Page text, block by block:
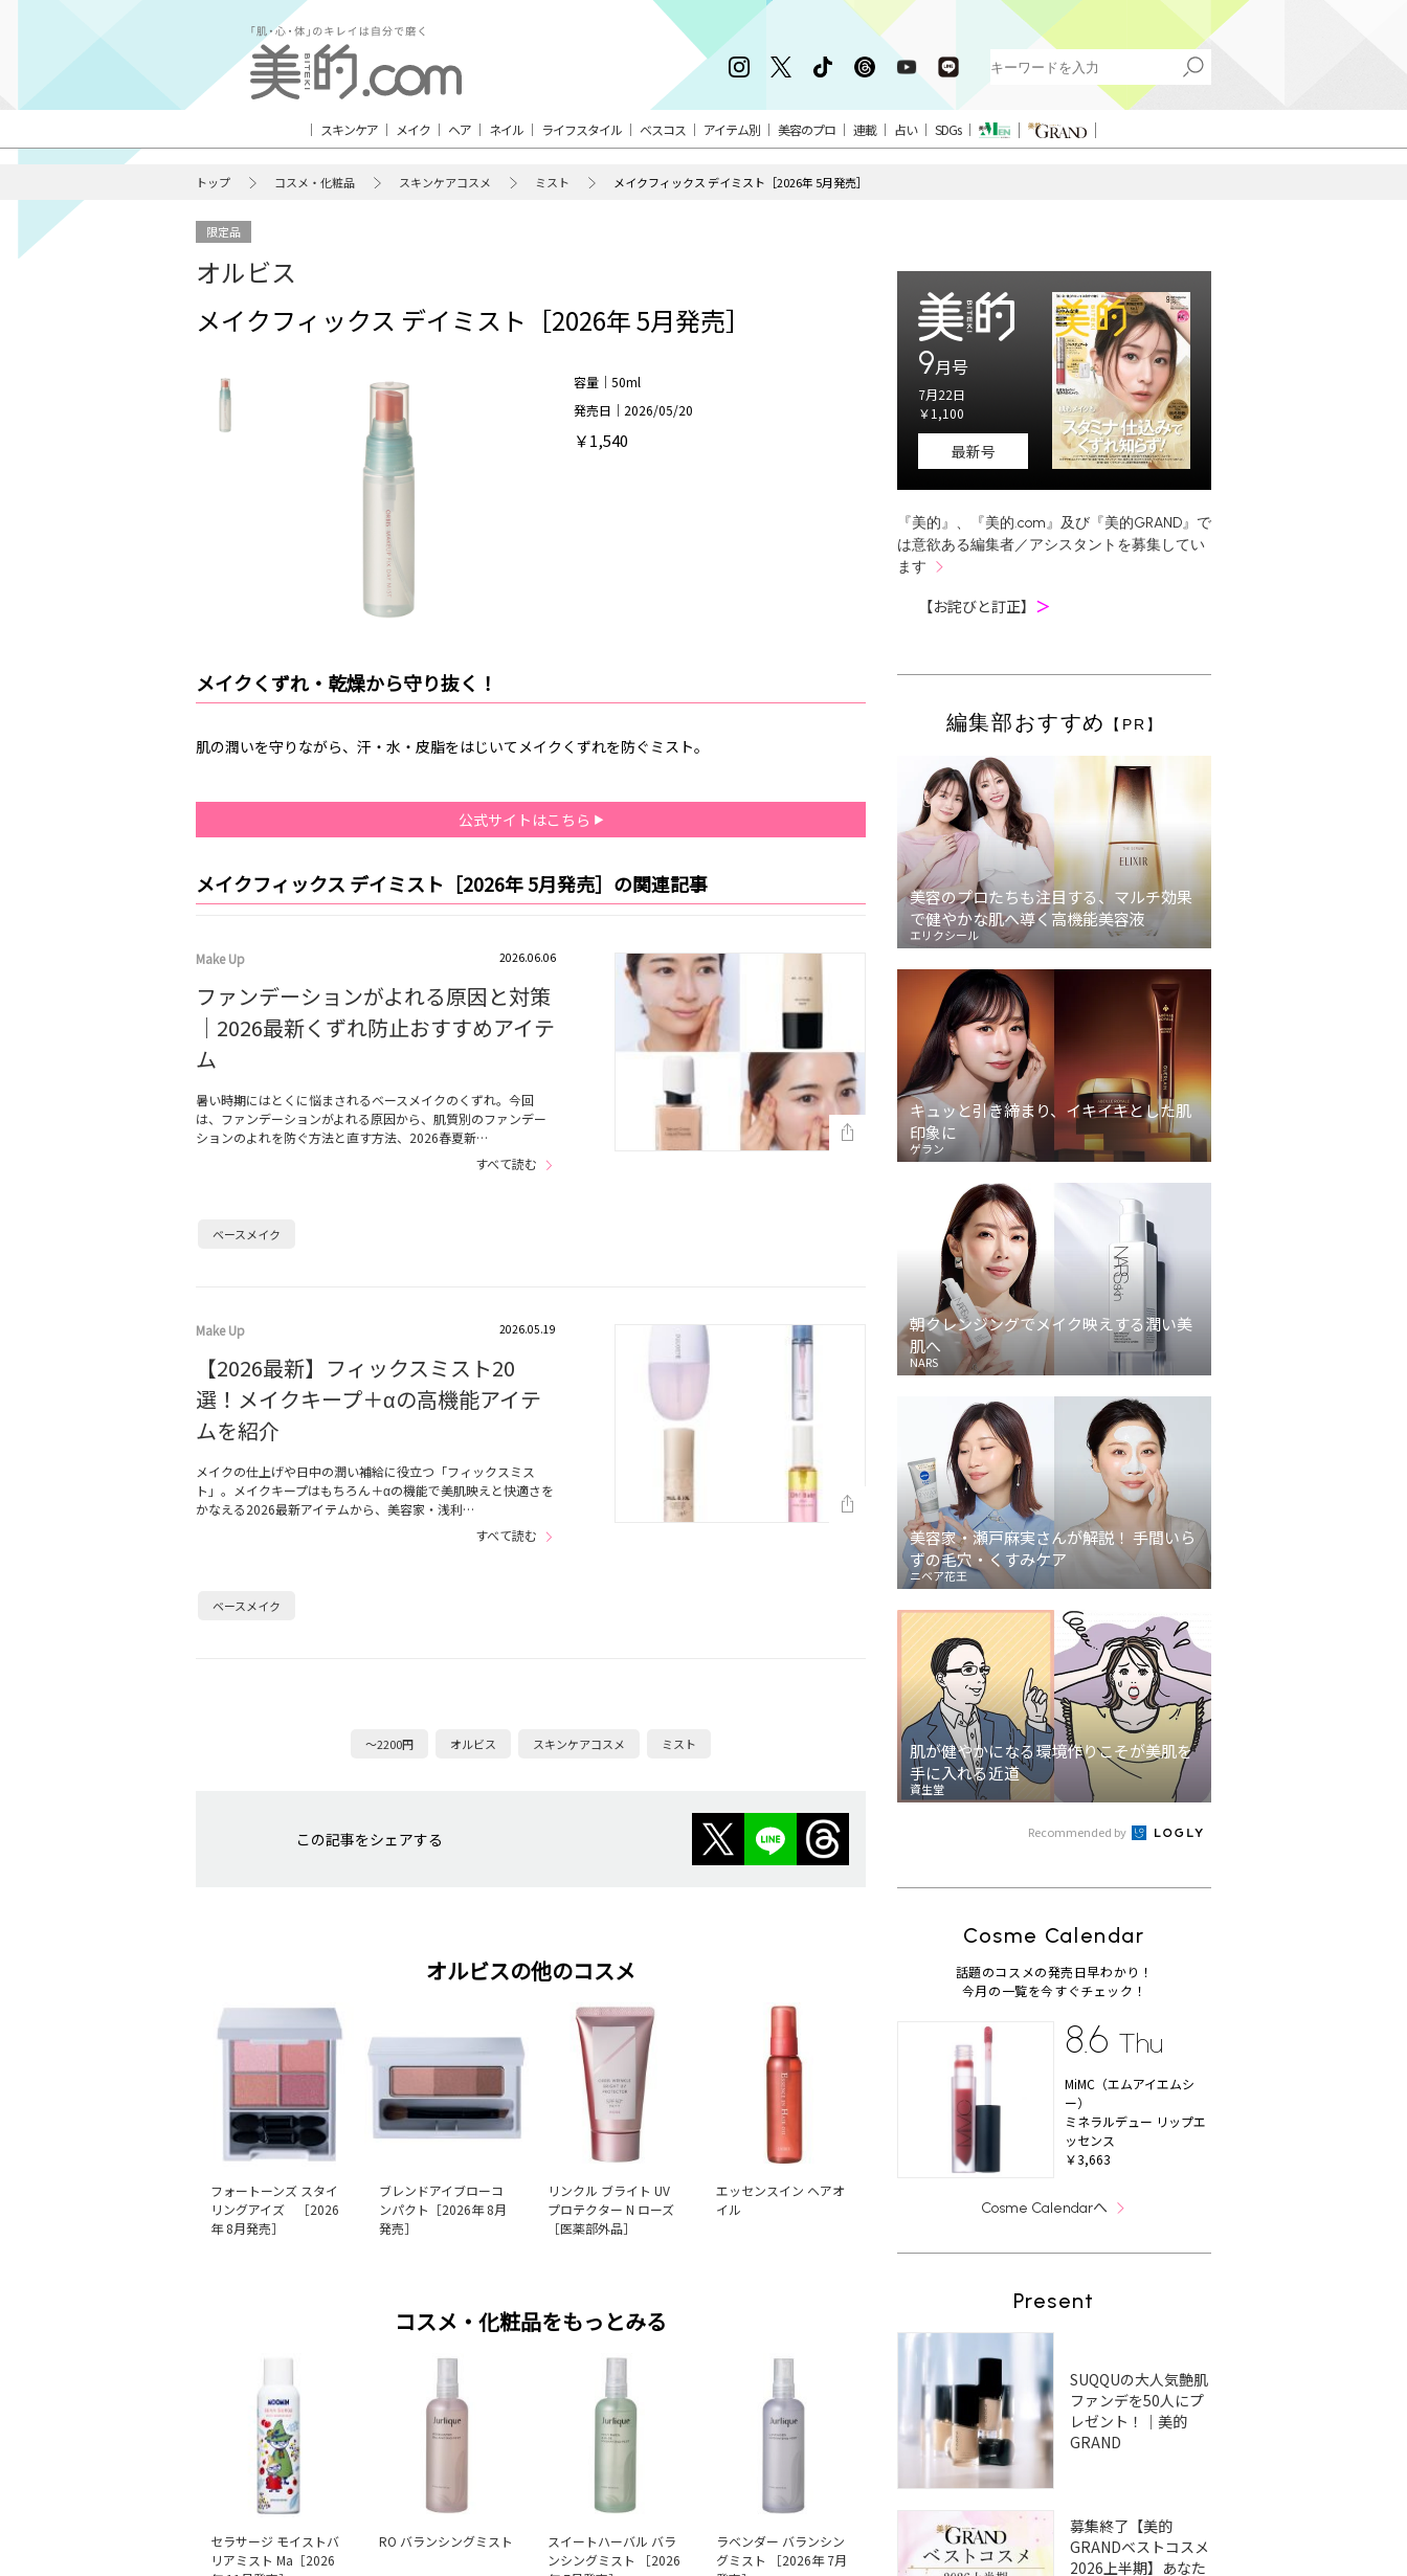
スキンケア メイク ヘア ネイル ライフスタイル ベスコス アイテム別 美容のプロ 連載 占い SDGs
トップ コスメ・化粧品 スキンケアコスメ ミスト メイクフィックス デイミスト［2026年 5月発売］
限定品
オルビス
メイクフィックス デイミスト［2026年 5月発売］
容量｜50ml
発売日｜2026/05/20
￥1,540
メイクくずれ・乾燥から守り抜く！
肌の潤いを守りながら、汗・水・皮脂をはじいてメイクくずれを防ぐミスト。
公式サイトはこちら
メイクフィックス デイミスト［2026年 5月発売］の関連記事
Make Up 2026.06.06
ファンデーションがよれる原因と対策
｜2026最新くずれ防止おすすめアイテ
ム
暑い時期にはとくに悩まされるベースメイクのくずれ。今回
は、ファンデーションがよれる原因から、肌質別のファンデー
ションのよれを防ぐ方法と直す方法、2026春夏新…
すべて読む
ベースメイク
Make Up 2026.05.19
【2026最新】フィックスミスト20
選！メイクキープ＋αの高機能アイテ
ムを紹介
メイクの仕上げや日中の潤い補給に役立つ「フィックスミス
ト」。メイクキープはもちろん＋αの機能で美肌映えと快適さを
かなえる2026最新アイテムから、美容家・浅利…
すべて読む
ベースメイク
～2200円 オルビス スキンケアコスメ ミスト
この記事をシェアする
オルビスの他のコスメ
フォートーンズ スタイ
リングアイズ ［2026
年 8月発売］
ブレンドアイブローコ
ンパクト［2026年 8月
発売］
リンクル ブライト UV
プロテクター N ローズ
［医薬部外品］
エッセンスイン ヘアオ
イル
コスメ・化粧品をもっとみる
セラサージ モイストバ
リアミスト Ma［2026
RO バランシングミスト
スイートハーバル バラ
ンシングミスト ［2026
ラベンダー バランシン
グミスト ［2026年 7月
9月号
7月22日
￥1,100
最新号
『美的』、『美的.com』及び『美的GRAND』で
は意欲ある編集者／アシスタントを募集してい
ます
【お詫びと訂正】 ＞
編集部おすすめ 【PR】
美容のプロたちも注目する、マルチ効果
で健やかな肌へ導く高機能美容液
エリクシール
キュッと引き締まり、イキイキとした肌
印象に
ゲラン
朝クレンジングでメイク映えする潤い美
肌へ
NARS
美容家・瀬戸麻実さんが解説！ 手間いら
ずの毛穴・くすみケア
ニベア花王
肌が健やかになる環境作りこそが美肌を
手に入れる近道
資生堂
Recommended by
Cosme Calendar
話題のコスメの発売日早わかり！
今月の一覧を今すぐチェック！
8.6 Thu
MiMC（エムアイエムシ
ー）
ミネラルデュー リップエ
ッセンス
￥3,663
Cosme Calendarへ
Present
SUQQUの大人気艶肌
ファンデを50人にプ
レゼント！｜美的
GRAND
募集終了【美的
GRANDベストコスメ
2026上半期】あなた